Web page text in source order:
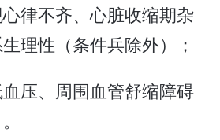
心律不齐、心脏收缩期杂
理性（条件兵除外）；
血压、周围血管舒缩障碍